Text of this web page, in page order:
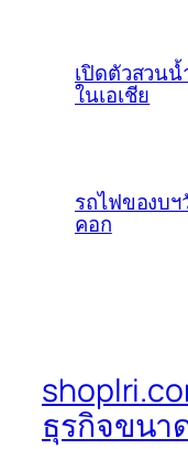
เปิดตัวสวน
ในเอเชีย
รถไฟของบ
คอก
ธุรกิจขนา